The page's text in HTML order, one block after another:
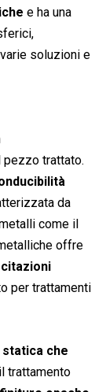
e ha una
soluzioni e
pezzo trattato.
da
come il
offre
per trattamenti
che
trattamento